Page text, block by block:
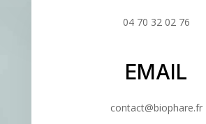
04 70 32 02 76
EMAIL
contact@biophare.fr